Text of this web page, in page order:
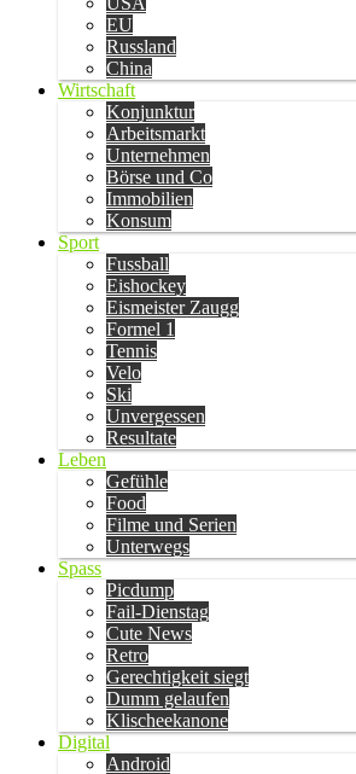
EU
Russland
China
Wirtschaft
Konjunktur
Arbeitsmarkt
Unternehmen
Börse und Co
Immobilien
Konsum
Sport
Fussball
Eishockey
Eismeister Zaugg
Formel 1
Tennis
Velo
Ski
Unvergessen
Resultate
Leben
Gefühle
Food
Filme und Serien
Unterwegs
Spass
Picdump
Fail-Dienstag
Cute News
Retro
Gerechtigkeit siegt
Dumm gelaufen
Klischeekanone
Digital
Android